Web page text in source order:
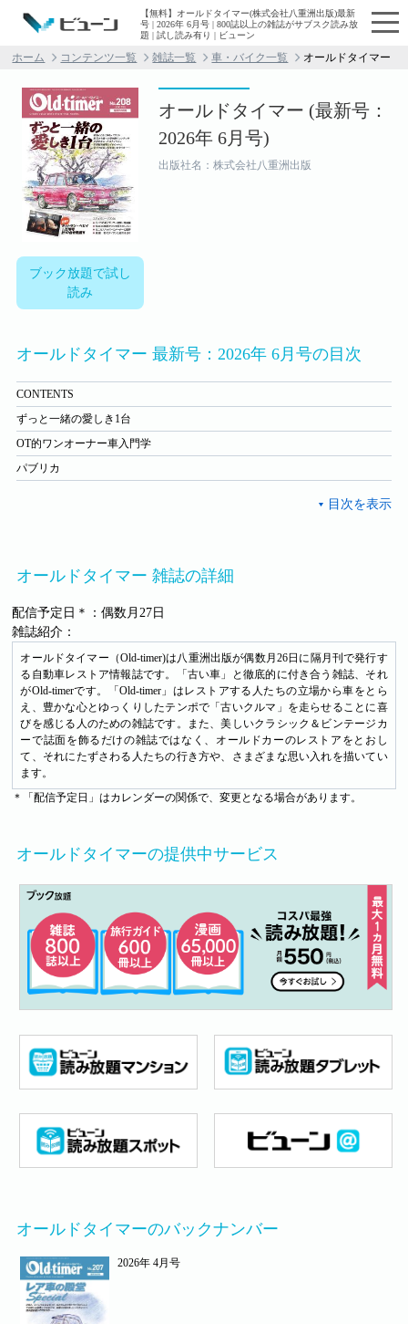
【無料】オールドタイマー(株式会社八重洲出版)最新
号 | 2026年 6月号 | 800誌以上の雑誌がサブスク読み放
題 | 試し読み有り | ビューン
ホーム コンテンツ一覧 雑誌一覧 車・バイク一覧 オールドタイマー
ブック放題で試し
読み
オールドタイマー (最新号：
2026年 6月号)
出版社名：株式会社八重洲出版
オールドタイマー 最新号：2026年 6月号の目次
CONTENTS
ずっと一緒の愛しき1台
OT的ワンオーナー車入門学
パブリカ
オールドタイマー 雑誌の詳細
配信予定日＊：偶数月27日
雑誌紹介：
オールドタイマー（Old-timer)は八重洲出版が偶数月26日に隔月刊で発行す
る自動車レストア情報誌です。「古い車」と徹底的に付き合う雑誌、それ
がOld-timerです。「Old-timer」はレストアする人たちの立場から車をとら
え、豊かな心とゆっくりしたテンポで「古いクルマ」を走らせることに喜
びを感じる人のための雑誌です。また、美しいクラシック＆ビンテージカ
ーで誌面を飾るだけの雑誌ではなく、オールドカーのレストアをとおし
て、それにたずさわる人たちの行き方や、さまざまな思い入れを描いてい
ます。
＊「配信予定日」はカレンダーの関係で、変更となる場合があります。
オールドタイマーの提供中サービス
オールドタイマーのバックナンバー
2026年 4月号